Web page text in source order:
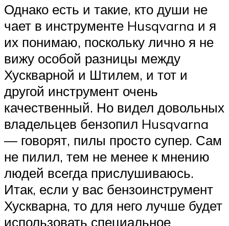
Однако есть и такие, кто души не
чает в инструменте Husqvarna и я
их понимаю, поскольку лично я не
вижу особой разницы между
Хускварной и Штилем, и тот и
другой инструмент очень
качественный. Но видел довольных
владельцев бензопил Husqvarna
— говорят, пилы просто супер. Сам
не пилил, тем не менее к мнению
людей всегда прислушиваюсь.
Итак, если у вас бензоинструмент
Хускварна, то для него лучше будет
использовать специальное